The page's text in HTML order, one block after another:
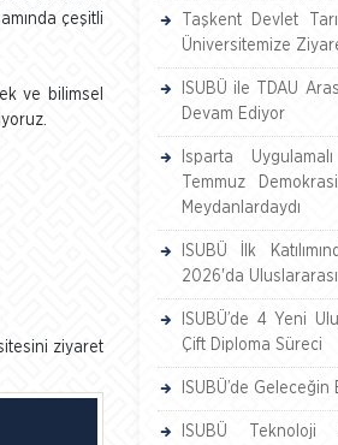
çeşitli
ve bilimsel
ziyaret
Taşkent Devlet
Üniversitemize
ISUBÜ ile TDAU
Devam Ediyor
Isparta
Temmuz
Meydanlardaydı
ISUBÜ İlk
2026'da
ISUBÜ’de 4 Yeni
Çift Diploma Süreci
ISUBÜ’de
ISUBÜ Teknoloji